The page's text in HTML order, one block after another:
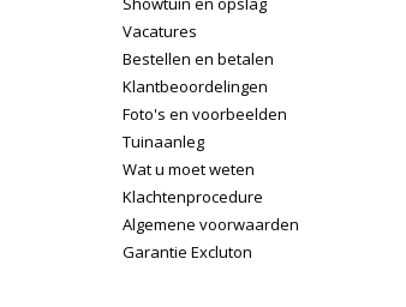
Vacatures
Bestellen en betalen
Klantbeoordelingen
Foto's en voorbeelden
Tuinaanleg
Wat u moet weten
Klachtenprocedure
Algemene voorwaarden
Garantie Excluton